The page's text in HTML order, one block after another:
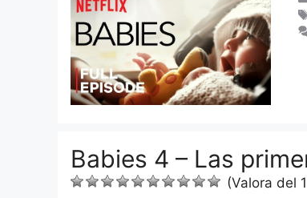
Babies 4 – Las
(Valora del